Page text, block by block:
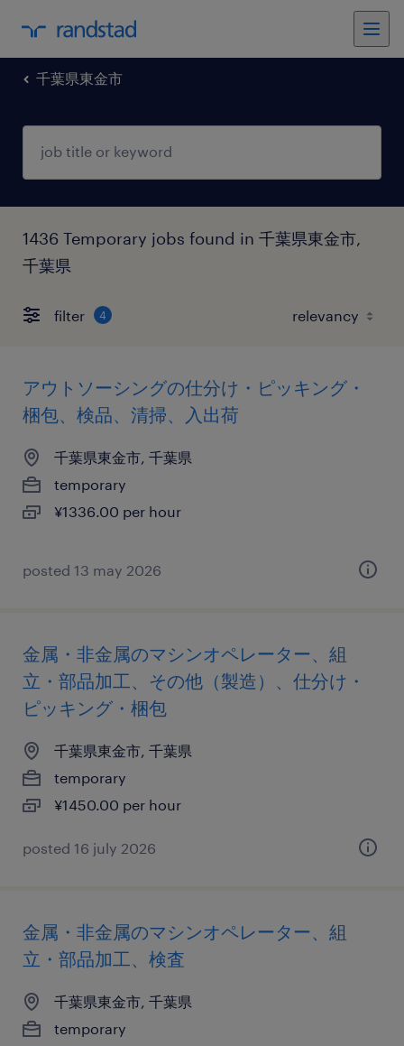
千葉県東金市
1436 Temporary jobs found in 千葉県東金市,
千葉県
filter 4
アウトソーシングの仕分け・ピッキング・
梱包、検品、清掃、入出荷
千葉県東金市, 千葉県
temporary
¥1336.00 per hour
posted 13 may 2026
金属・非金属のマシンオペレーター、組
立・部品加工、その他（製造）、仕分け・
ピッキング・梱包
千葉県東金市, 千葉県
temporary
¥1450.00 per hour
posted 16 july 2026
金属・非金属のマシンオペレーター、組
立・部品加工、検査
千葉県東金市, 千葉県
temporary